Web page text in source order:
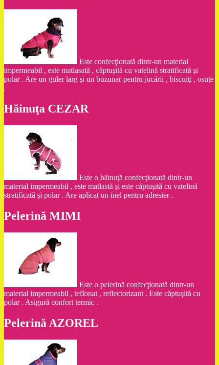
Este confecţionată dintr-un material
impermeabil , este matlasată , căptuşită cu vatelină stratificată şi
polar . Are un guler larg şi un buzunar pentru jucării , biscuiţi , osuţe
.
Hăinuţa CEZAR
Este o hăinuţă confecţionată dintr-un
material impermeabil , este matlastă şi este căptuşită cu vatelină
stratificată şi polar . Are aplicat un inel pentru adresier .
Pelerină MIMI
Este o pelerină confecţionată dintr-un
material impermeabil , teflonat , reflectorizant . Este căptuşită cu
polar . Asigură confort termic .
Pelerină AZOREL